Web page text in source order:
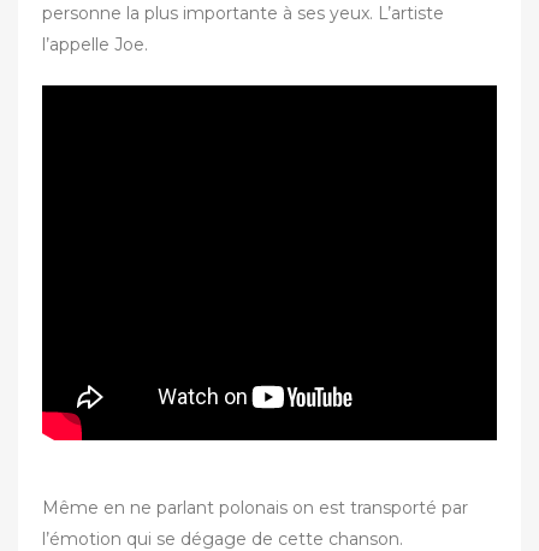
personne la plus importante à ses yeux. L’artiste
l’appelle Joe.
Même en ne parlant polonais on est transporté par
l’émotion qui se dégage de cette chanson.